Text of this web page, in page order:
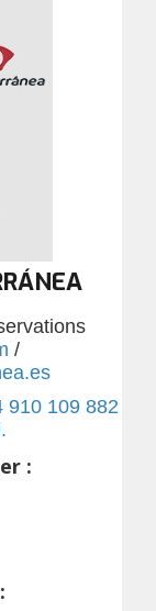
/
910 109 882
: